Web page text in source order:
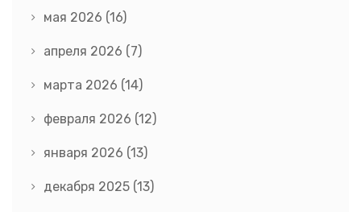
мая 2026 (16)
апреля 2026 (7)
марта 2026 (14)
февраля 2026 (12)
января 2026 (13)
декабря 2025 (13)